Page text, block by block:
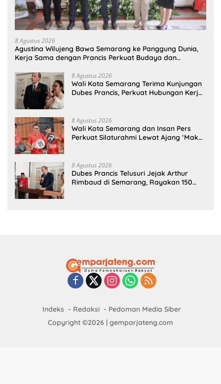
8 Agustus 2026
Agustina Wilujeng Bawa Semarang ke Panggung Dunia,
Kerja Sama dengan Prancis Perkuat Budaya dan
8 Agustus 2026
Wali Kota Semarang Terima Kunjungan
Dubes Prancis, Perkuat Hubungan Kerja
8 Agustus 2026
Wali Kota Semarang dan Insan Pers
Perkuat Silaturahmi Lewat Ajang ‘Mak
8 Agustus 2026
Dubes Prancis Telusuri Jejak Arthur
Rimbaud di Semarang, Rayakan 150
Indeks Redaksi
Pedoman Media Siber
Copyright ©2026 | gemparjateng.com